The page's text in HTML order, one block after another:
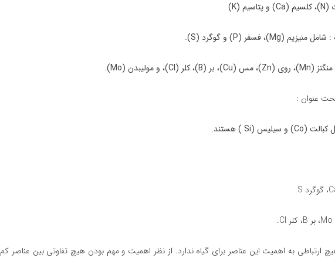
عنوان :
به اهمیت این عناصر برای گیاه ندارد. از نظر اهمیت و مهم بودن هیچ تفاوتی بین عناصر کم